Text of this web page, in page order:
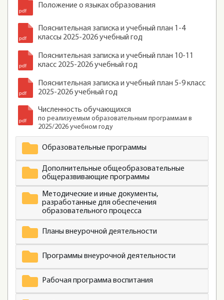
Положение о языках образования
Пояснительная записка и учебный план 1-4
классы 2025-2026 учебный год
Пояснительная записка и учебный план 10-11
класс 2025-2026 учебный год
Пояснительная записка и учебный план 5-9 класс
2025-2026 учебный год
Численность обучающихся
по реализуемым образовательным программам в
2025/2026 учебном году
Образовательные программы
Дополнительные общеобразовательные
общеразвивающие программы
Методические и иные документы,
разработанные для обеспечения
образовательного процесса
Планы внеурочной деятельности
Программы внеурочной деятельности
Рабочая программа воспитания